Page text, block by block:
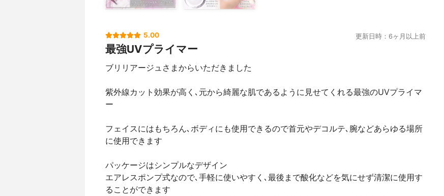
5.00 更新日時：6ヶ月以上前
最強UVプライマー
ブリリアージュさまからいただきました
紫外線カット効果が高く､元から綺麗な肌であるように見せてくれる最強のUVプライマ
ー
フェイスにはもちろん､ボディにも使用できるので首元やデコルテ､腕などあらゆる場所
に使用できます
パッケージはシンプルなデザイン
エアレスポンプ式なので､手軽に使いやすく､最後まで酸化などを気にせず清潔に使用す
ることができます